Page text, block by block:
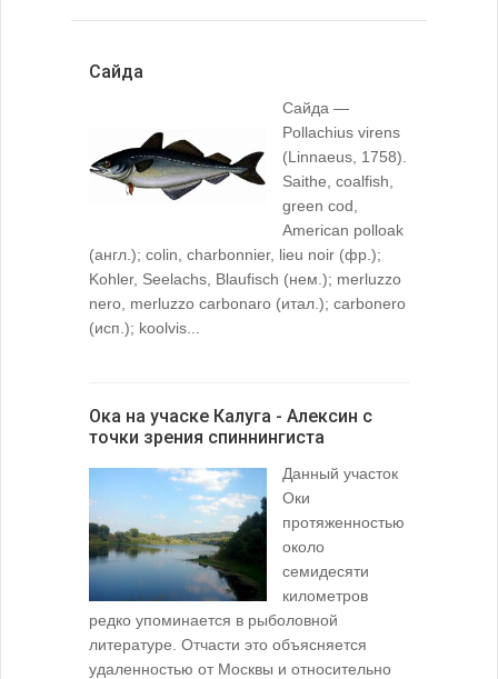
Сайда
Сайда —
Pollachius virens
(Linnaeus, 1758).
Saithe, coalfish,
green cod,
American polloak
(англ.); colin, charbonnier, lieu noir (фр.);
Kohler, Seelachs, Blaufisch (нем.); merluzzo
nero, merluzzo carbonaro (итал.); carbonero
(исп.); koolvis...
Ока на учаске Калуга - Алексин с
точки зрения спиннингиста
Данный участок
Оки
протяженностью
около
семидесяти
километров
редко упоминается в рыболовной
литературе. Отчасти это объясняется
удаленностью от Москвы и относительно